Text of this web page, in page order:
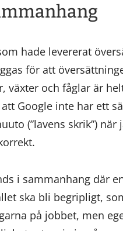
hade levererat
för att
och fåglar är
Google inte har ett
(”lavens skrik”) när
i sammanhang där
ska bli begripligt,
på jobbet, men